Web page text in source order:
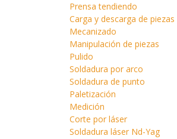
Prensa tendiendo
Carga y descarga de piezas
Mecanizado
Manipulación de piezas
Pulido
Soldadura por arco
Soldadura de punto
Paletización
Medición
Corte por láser
Soldadura láser Nd-Yag